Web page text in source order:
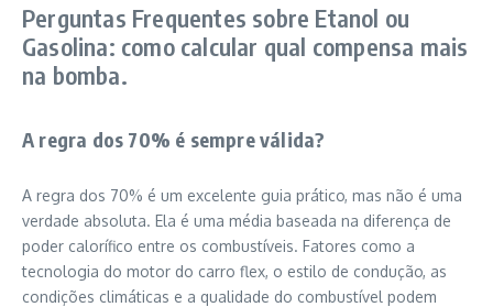
Perguntas Frequentes sobre Etanol ou
Gasolina: como calcular qual compensa mais
na bomba.
A regra dos 70% é sempre válida?
A regra dos 70% é um excelente guia prático, mas não é uma
verdade absoluta. Ela é uma média baseada na diferença de
poder calorífico entre os combustíveis. Fatores como a
tecnologia do motor do carro flex, o estilo de condução, as
condições climáticas e a qualidade do combustível podem